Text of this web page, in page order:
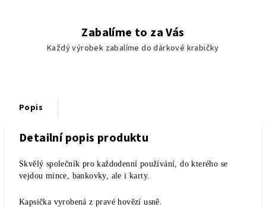
Zabalíme to za Vás
Každý výrobek zabalíme do dárkové krabičky
Popis
Detailní popis produktu
Skvělý společník pro každodenní používání, do kterého se
vejdou mince, bankovky, ale i karty.
Kapsička vyrobená z pravé hovězí usně.